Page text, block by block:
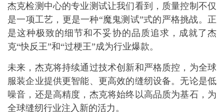
杰克检测中心的专业测试让我们看到，质量控制不仅
是一项工艺，更是一种“魔鬼测试”式的严格挑战。正
是这种极致的细节和不妥协的品质追求，成就了杰
克“快反王”和“过梗王”成为行业爆款。
未来，杰克将持续通过技术创新和严格质控，为全球
服装企业提供更智能、更高效的缝纫设备。无论是低
噪音，还是高精度，杰克将始终以高品质为基石，为
全球缝纫行业注入新的活力。